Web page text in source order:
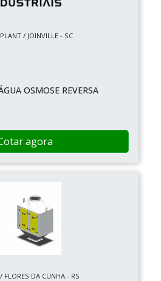
/ JOINVILLE - SC
OSMOSE REVERSA
agora
FLORES DA CUNHA - RS